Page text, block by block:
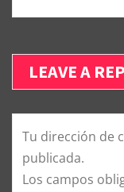
LEAVE A
Tu dirección de
publicada.
Los campos